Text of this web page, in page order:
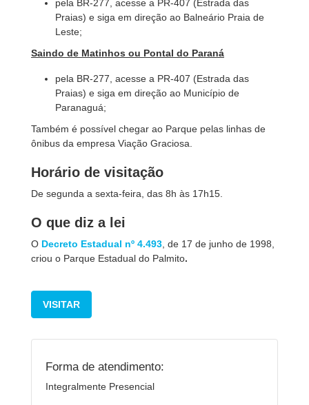
pela BR-277, acesse a PR-407 (Estrada das
Praias) e siga em direção ao Balneário Praia de
Leste;
Saindo de Matinhos ou Pontal do Paraná
pela BR-277, acesse a PR-407 (Estrada das
Praias) e siga em direção ao Município de
Paranaguá;
Também é possível chegar ao Parque pelas linhas de
ônibus da empresa Viação Graciosa.
Horário de visitação
De segunda a sexta-feira, das 8h às 17h15.
O que diz a lei
O Decreto Estadual nº 4.493 , de 17 de junho de 1998,
criou o Parque Estadual do Palmito.
VISITAR
Forma de atendimento:
Integralmente Presencial